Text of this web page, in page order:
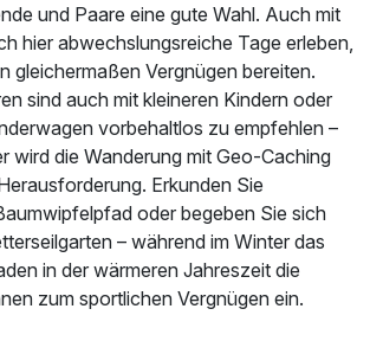
und Paare eine gute Wahl. Auch mit
hier abwechslungsreiche Tage erleben,
gleichermaßen Vergnügen bereiten.
sind auch mit kleineren Kindern oder
vorbehaltlos zu empfehlen –
wird die Wanderung mit Geo-Caching
Erkunden Sie
oder begeben Sie sich
– während im Winter das
in der wärmeren Jahreszeit die
zum sportlichen Vergnügen ein.